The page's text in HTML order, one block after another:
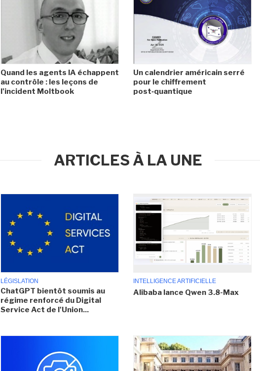
Quand les agents IA échappent
au contrôle : les leçons de
l'incident Moltbook
Un calendrier américain serré
pour le chiffrement
post‑quantique
ARTICLES À LA UNE
LÉGISLATION
ChatGPT bientôt soumis au
régime renforcé du Digital
Service Act de l'Union...
INTELLIGENCE ARTIFICIELLE
Alibaba lance Qwen 3.8-Max